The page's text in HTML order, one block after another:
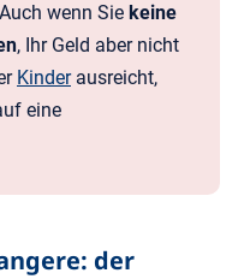
wenn Sie keine
, Ihr Geld aber nicht
Kinderausreicht,
eine
der